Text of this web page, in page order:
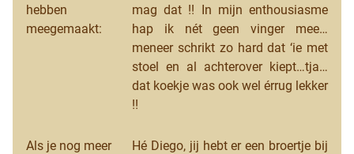
hebben
meegemaakt:
mag dat !! In mijn enthousiasme
hap ik nét geen vinger mee…
meneer schrikt zo hard dat ‘ie met
stoel en al achterover kiept…tja…
dat koekje was ook wel érrug lekker
!!
Als je nog meer
Hé Diego, jij hebt er een broertje bij